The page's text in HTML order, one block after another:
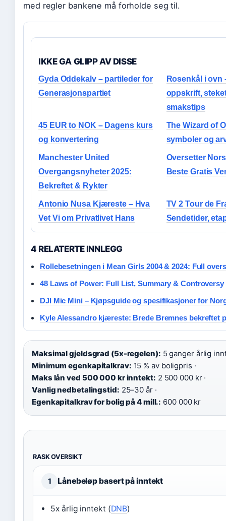
med regler bankene må forholde seg til.
IKKE GA GLIPP AV DISSE
Gyda Oddekalv – partileder for
Generasjonspartiet
Rosenkål i ovn
oppskrift,
smakstips
45 EUR to NOK – Dagens kurs
og konvertering
The Wizard of
symboler og
Manchester United
Overgangsnyheter 2025:
Bekreftet & Rykter
Oversetter
Beste Gratis
Antonio Nusa Kjæreste – Hva
Vet Vi om Privatlivet Hans
TV 2 Tour de
Sendetider,
4 RELATERTE INNLEGG
Rollebesetningen i Mean Girls 2004 & 2024: Full
48 Laws of Power: Full List, Summary & Controversy
DJI Mic Mini – Kjøpsguide og spesifikasjoner for
Kyle Alessandro kjæreste: Brede Bremnes bekreftet
Maksimal gjeldsgrad (5x-regelen): 5 ganger årlig
Minimum egenkapitalkrav: 15 % av boligpris ·
Maks lån ved 500 000 kr inntekt: 2 500 000 kr ·
Vanlig nedbetalingstid: 25–30 år ·
Egenkapitalkrav for bolig på 4 mill.: 600 000 kr
RASK OVERSIKT
1 Lånebeløp basert på inntekt
5x årlig inntekt (DNB)